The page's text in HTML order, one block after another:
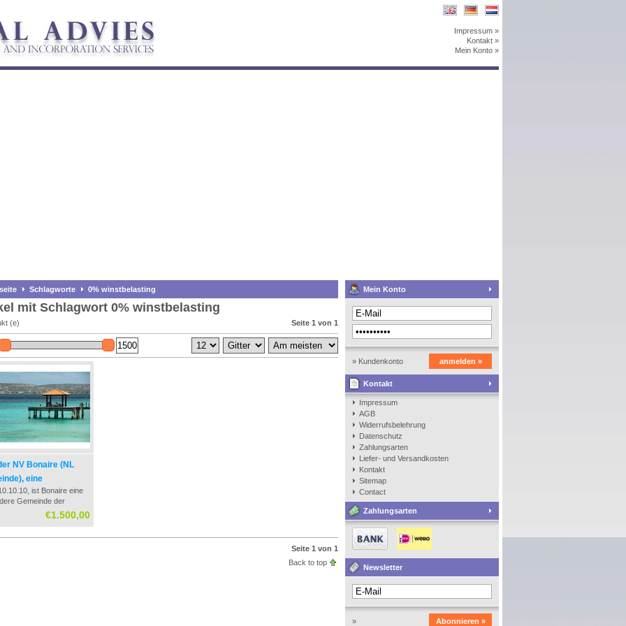
Impressum »
Kontakt »
Mein Konto »
Schlagworte 0% winstbelasting
mit Schlagwort 0% winstbelasting
(e) Seite 1 von 1
NV Bonaire (NL
eine
Bildung und
ist Bonaire eine
Gemeinde der
Diese Gemeinde
eigenen Steuersatz
wird versteuert
€1.500,00
Seite 1 von 1
Back to top
Mein Konto
» Kundenkonto
anlegen
anmelden »
Kontakt
Impressum
AGB
Widerrufsbelehrung
Datenschutz
Zahlungsarten
Liefer- und Versandkosten
Kontakt
Sitemap
Contact
Zahlungsarten
Newsletter
» Abonnieren »